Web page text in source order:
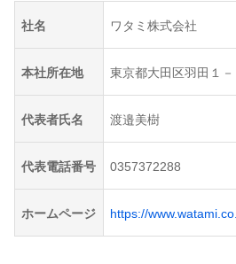
社名 ワタミ株式会社
本社所在地 東京都大田区羽田１－
代表者氏名 渡邉美樹
代表電話番号 0357372288
ホームページ https://